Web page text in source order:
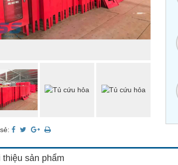
thiệu sản phẩm